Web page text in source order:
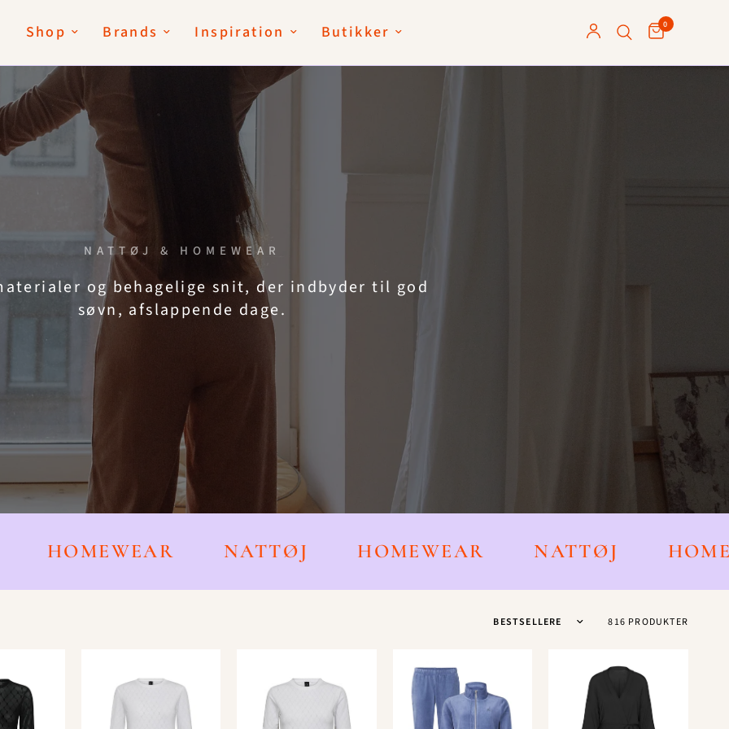
Shop Brands Inspiration Butikker 0
NATTØJ & HOMEWEAR
og behagelige snit, der indbyder til god
søvn, afslappende dage.
HOMEWEAR NATTØJ HOMEWEAR NATTØJ
Sortér efter 816 PRODUKTER